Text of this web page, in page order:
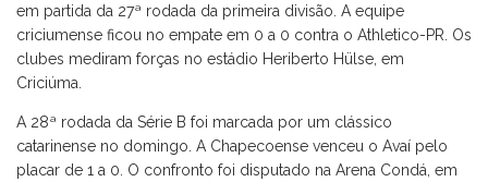
em partida da 27ª rodada da primeira divisão. A equipe
criciumense ficou no empate em 0 a 0 contra o Athletico-PR. Os
clubes mediram forças no estádio Heriberto Hülse, em
Criciúma.
A 28ª rodada da Série B foi marcada por um clássico
catarinense no domingo. A Chapecoense venceu o Avaí pelo
placar de 1 a 0. O confronto foi disputado na Arena Condá, em